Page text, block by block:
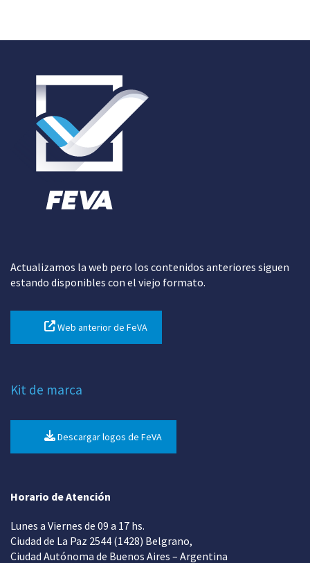
Actualizamos la web pero los contenidos anteriores siguen
estando disponibles con el viejo formato.
Web anterior de FeVA
Kit de marca
Descargar logos de FeVA
Horario de Atención
Lunes a Viernes de 09 a 17 hs.
Ciudad de La Paz 2544 (1428) Belgrano,
Ciudad Autónoma de Buenos Aires – Argentina